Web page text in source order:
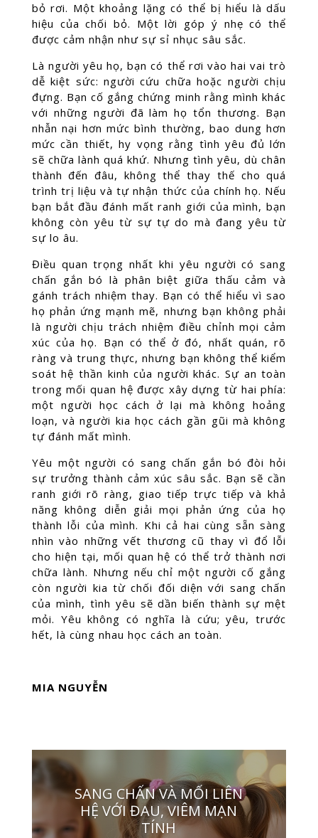
bỏ rơi. Một khoảng lặng có thể bị hiểu là dấu
hiệu của chối bỏ. Một lời góp ý nhẹ có thể
được cảm nhận như sự sỉ nhục sâu sắc.
Là người yêu họ, bạn có thể rơi vào hai vai trò
dễ kiệt sức: người cứu chữa hoặc người chịu
đựng. Bạn cố gắng chứng minh rằng mình khác
với những người đã làm họ tổn thương. Bạn
nhẫn nại hơn mức bình thường, bao dung hơn
mức cần thiết, hy vọng rằng tình yêu đủ lớn
sẽ chữa lành quá khứ. Nhưng tình yêu, dù chân
thành đến đâu, không thể thay thế cho quá
trình trị liệu và tự nhận thức của chính họ. Nếu
bạn bắt đầu đánh mất ranh giới của mình, bạn
không còn yêu từ sự tự do mà đang yêu từ
sự lo âu.
Điều quan trọng nhất khi yêu người có sang
chấn gắn bó là phân biệt giữa thấu cảm và
gánh trách nhiệm thay. Bạn có thể hiểu vì sao
họ phản ứng mạnh mẽ, nhưng bạn không phải
là người chịu trách nhiệm điều chỉnh mọi cảm
xúc của họ. Bạn có thể ở đó, nhất quán, rõ
ràng và trung thực, nhưng bạn không thể kiểm
soát hệ thần kinh của người khác. Sự an toàn
trong mối quan hệ được xây dựng từ hai phía:
một người học cách ở lại mà không hoảng
loạn, và người kia học cách gần gũi mà không
tự đánh mất mình.
Yêu một người có sang chấn gắn bó đòi hỏi
sự trưởng thành cảm xúc sâu sắc. Bạn sẽ cần
ranh giới rõ ràng, giao tiếp trực tiếp và khả
năng không diễn giải mọi phản ứng của họ
thành lỗi của mình. Khi cả hai cùng sẵn sàng
nhìn vào những vết thương cũ thay vì đổ lỗi
cho hiện tại, mối quan hệ có thể trở thành nơi
chữa lành. Nhưng nếu chỉ một người cố gắng
còn người kia từ chối đối diện với sang chấn
của mình, tình yêu sẽ dần biến thành sự mệt
mỏi. Yêu không có nghĩa là cứu; yêu, trước
hết, là cùng nhau học cách an toàn.
MIA NGUYỄN
SANG CHẤN VÀ MỐI LIÊN
HỆ VỚI ĐAU, VIÊM MẠN
TÍNH